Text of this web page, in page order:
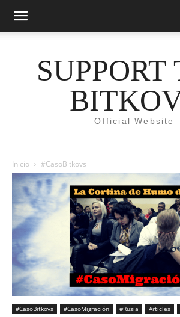
SUPPORT
Official Website
Inicio #CasoBitkovs
#CasoBitkovs #CasoMigración #Rusia Articles